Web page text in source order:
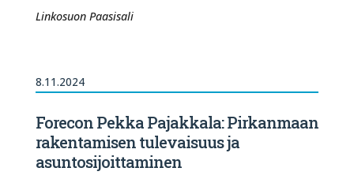
Linkosuon Paasisali
8.11.2024
Forecon Pekka Pajakkala: Pirkanmaan
rakentamisen tulevaisuus ja
asuntosijoittaminen